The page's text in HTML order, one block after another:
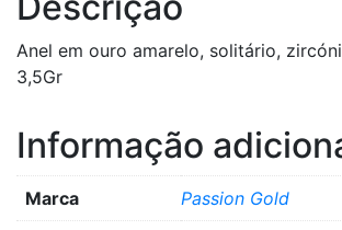
Anel em ouro amarelo, solitário,
3,5Gr
Informação
Marca Passion Gold